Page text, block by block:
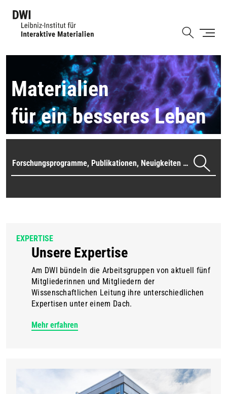
Materialien
für ein besseres Leben
EXPERTISE
Unsere Expertise
Am DWI bündeln die Arbeitsgruppen von aktuell fünf
Mitgliederinnen und Mitgliedern der
Wissenschaftlichen Leitung ihre unterschiedlichen
Expertisen unter einem Dach.
Mehr erfahren